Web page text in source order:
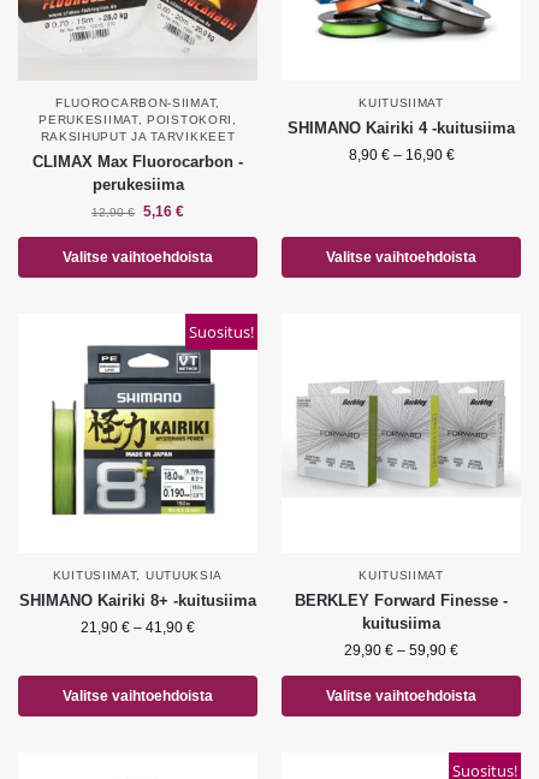
FLUOROCARBON-SIIMAT,
PERUKESIIMAT,POISTOKORI
RAKSIHUPUT JA TARVIKKEET
CLIMAX Max Fluorocarbon -
perukesiima
12,90€ 5,16 €
Valitse vaihtoehdoista
KUITUSIIMAT
SHIMANO Kairiki 4 -kuitusiima
8,90 € – 16,90 €
Valitse vaihtoehdoista
Suositus!
KUITUSIIMAT, UUTUUKSIA
SHIMANO Kairiki 8+ -kuitusiima
21,90 € – 41,90 €
Valitse vaihtoehdoista
KUITUSIIMAT
BERKLEY Forward Finesse -
kuitusiima
29,90 € – 59,90 €
Valitse vaihtoehdoista
Suositus!